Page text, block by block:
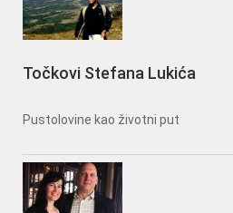
Točkovi Stefana Lukića
Pustolovine kao životni put